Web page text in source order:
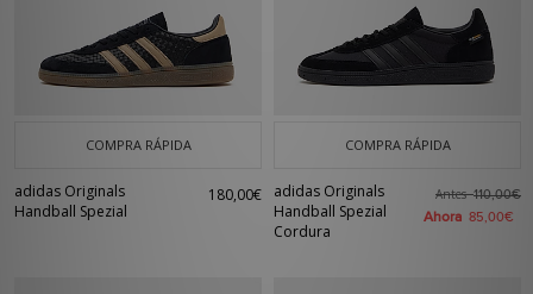
COMPRA RÁPIDA
adidas Originals
Handball Spezial
180,00€
COMPRA RÁPIDA
adidas Originals
Handball Spezial
Cordura
Antes110,00€
Ahora 85,00€